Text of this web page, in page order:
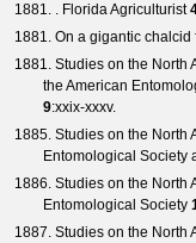
1881. . Florida Agriculturist
1881. On a gigantic
1881. Studies on the North
the American
9:xxix-xxxv.
1885. Studies on the
Entomological Society
1886. Studies on the
Entomological Society
1887. Studies on the North